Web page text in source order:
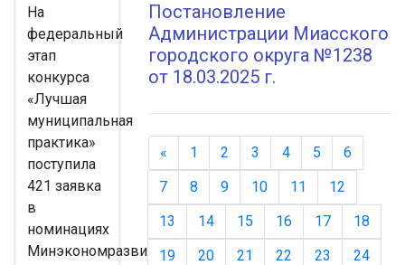
На
федеральный
этап
конкурса
«Лучшая
муниципальная
практика»
поступила
421 заявка
в
номинациях
Минэкономразвития
Постановление
Администрации Миасского
городского округа №1238
от 18.03.2025 г.
« Назад
1 2 3 4 5
6
7
8 9 10 11
12
13
14 15 16 17
18
19
20 21 22 23
24